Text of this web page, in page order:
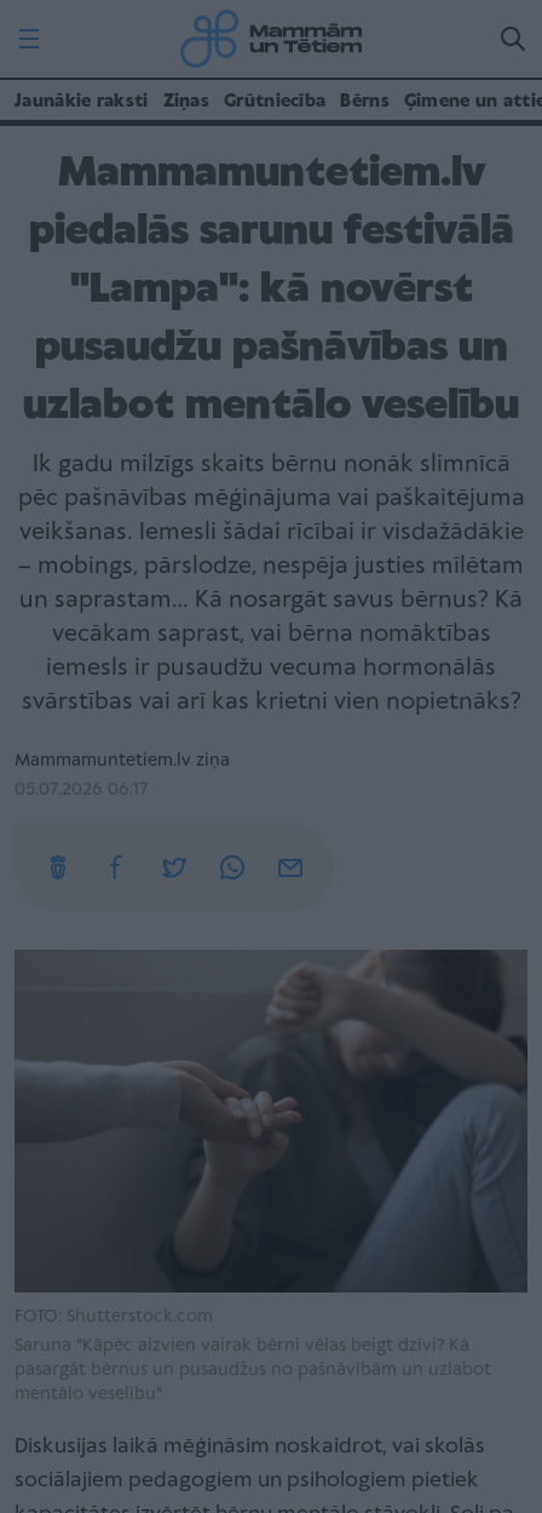
Jaunākie raksti Ziņas Grūtniecība Bērns Ģimene un
Mammamuntetiem.lv
piedalās sarunu festivālā
"Lampa": kā novērst
pusaudžu pašnāvības un
uzlabot mentālo veselību
Ik gadu milzīgs skaits bērnu nonāk slimnīcā
pēc pašnāvības mēģinājuma vai paškaitējuma
veikšanas. Iemesli šādai rīcībai ir visdažādākie
– mobings, pārslodze, nespēja justies mīlētam
un saprastam… Kā nosargāt savus bērnus? Kā
vecākam saprast, vai bērna nomāktības
iemesls ir pusaudžu vecuma hormonālās
svārstības vai arī kas krietni vien nopietnāks?
Mammamuntetiem.lv ziņa
05.07.2026 06:17
FOTO: Shutterstock.com
Saruna "Kāpēc aizvien vairak bērni vēlas beigt dzīvi? Kā
pasargāt bērnus un pusaudžus no pašnāvībām un uzlabot
mentālo veselību"
Diskusijas laikā mēģināsim noskaidrot, vai skolās
sociālajiem pedagogiem un psihologiem pietiek